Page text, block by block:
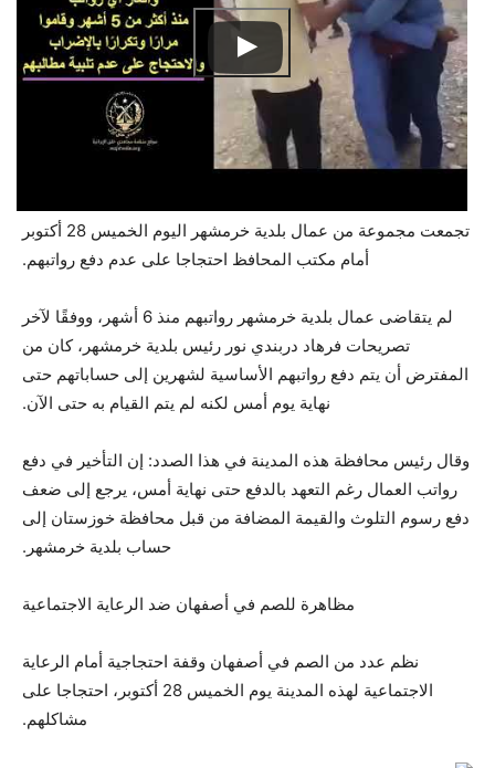
تجمعت مجموعة من عمال بلدية خرمشهر اليوم الخميس 28 أكتوبر
أمام مكتب المحافظ احتجاجا على عدم دفع رواتبهم.
لم يتقاضى عمال بلدية خرمشهر رواتبهم منذ 6 أشهر، ووفقًا لآخر
تصريحات فرهاد دربندي نور رئيس بلدية خرمشهر، كان من
المفترض أن يتم دفع رواتبهم الأساسية لشهرين إلى حساباتهم حتى
نهاية يوم أمس لكنه لم يتم القيام به حتى الآن.
وقال رئيس محافظة هذه المدينة في هذا الصدد: إن التأخير في دفع
رواتب العمال رغم التعهد بالدفع حتى نهاية أمس، يرجع إلى ضعف
دفع رسوم التلوث والقيمة المضافة من قبل محافظة خوزستان إلى
حساب بلدية خرمشهر.
مظاهرة للصم في أصفهان ضد الرعاية الاجتماعية
نظم عدد من الصم في أصفهان وقفة احتجاجية أمام الرعاية
الاجتماعية لهذه المدينة يوم الخميس 28 أكتوبر، احتجاجا على
مشاكلهم.